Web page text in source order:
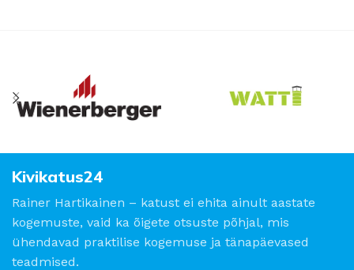
Kivikatus24
Rainer Hartikainen – katust ei ehita ainult aastate
kogemuste, vaid ka õigete otsuste põhjal, mis
ühendavad praktilise kogemuse ja tänapäevased
teadmised.